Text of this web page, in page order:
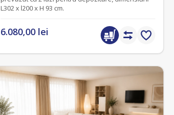
L302 x l200 x H 93 cm.
6.080,00 lei